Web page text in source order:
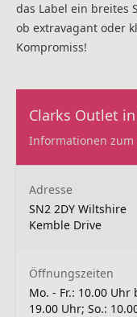
das Label ein breites
ob extravagant oder
Kompromiss!
Clarks Outlet
Informationen zum
Adresse
SN2 2DY Wiltshire
Kemble Drive
Öffnungszeiten
Mo. - Fr.: 10.00 Uhr
19.00 Uhr; So.: